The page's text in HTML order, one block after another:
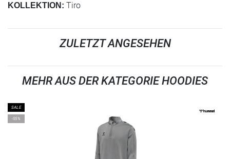
KOLLEKTION: Tiro
ZULETZT ANGESEHEN
MEHR AUS DER KATEGORIE HOODIES
SALE
-55%